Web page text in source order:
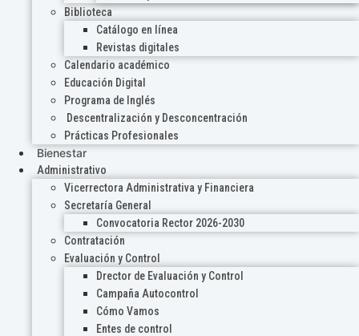
Biblioteca
Catálogo en línea
Revistas digitales
Calendario académico
Educación Digital
Programa de Inglés
Descentralización y Desconcentración
Prácticas Profesionales
Bienestar
Administrativo
Vicerrectora Administrativa y Financiera
Secretaría General
Convocatoria Rector 2026-2030
Contratación
Evaluación y Control
Drector de Evaluación y Control
Campaña Autocontrol
Cómo Vamos
Entes de control